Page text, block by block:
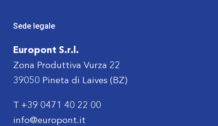
Sede legale
Europont S.r.l.
Zona Produttiva Vurza 22
39050 Pineta di Laives (BZ)
+39 0471 40 22 00
info@europont.it